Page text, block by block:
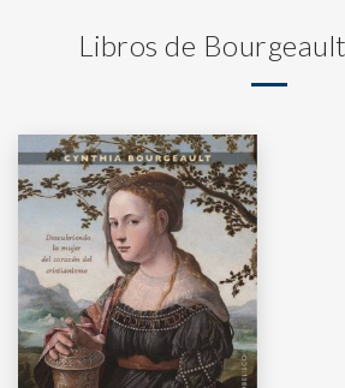
Libros de